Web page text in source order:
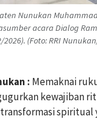
Nunukan
acara Dialog
(Foto: RRI
: Memaknai
kewajiban